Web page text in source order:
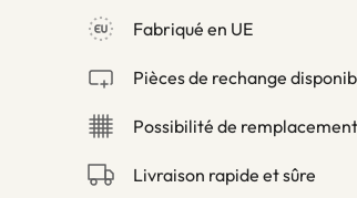
Fabriqué en UE
Pièces de rechange
Possibilité de
Livraison rapide et sûre